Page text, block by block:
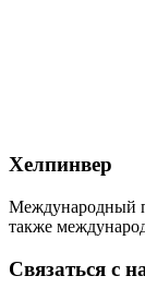
Хелпинвер
Международный
также
Связаться с